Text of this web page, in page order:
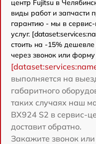
центр Fujitsu в
виды работ и запчасти
гарантию - мы в
услуг.
стоить на -15%
через звонок или форму
выполняется на
габаритного
таких случаях наш
BX924 S2 в сервис-
доставит обратно.
Закажите звонок